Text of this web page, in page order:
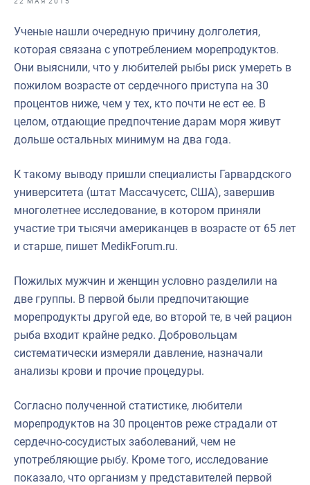
Выставки и конференции
Научно-практическая литература
Рыбоохрана России
Инфографика
Укрепление духовно-нравственных ценностей
Ученые нашли очередную причину долголетия,
которая связана с употреблением морепродуктов.
Они выяснили, что у любителей рыбы риск умереть в
пожилом возрасте от сердечного приступа на 30
процентов ниже, чем у тех, кто почти не ест ее. В
целом, отдающие предпочтение дарам моря живут
дольше остальных минимум на два года.
К такому выводу пришли специалисты Гарвардского
университета (штат Массачусетс, США), завершив
многолетнее исследование, в котором приняли
участие три тысячи американцев в возрасте от 65 лет
и старше, пишет MedikForum.ru.
Пожилых мужчин и женщин условно разделили на
две группы. В первой были предпочитающие
морепродукты другой еде, во второй те, в чей рацион
рыба входит крайне редко. Добровольцам
систематически измеряли давление, назначали
анализы крови и прочие процедуры.
Согласно полученной статистике, любители
морепродуктов на 30 процентов реже страдали от
сердечно-сосудистых заболеваний, чем не
употребляющие рыбу. Кроме того, исследование
показало, что организм у представителей первой